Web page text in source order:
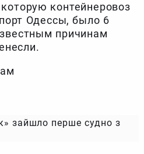
контейнеровоз
Одессы, было 6
причинам
зайшло перше судно з